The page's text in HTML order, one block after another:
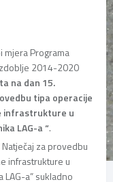
mjera Programa
2014-2020
na dan 15.
tipa operacije
infrastrukture u
LAG-a “.
za provedbu
infrastrukture u
a” sukladno